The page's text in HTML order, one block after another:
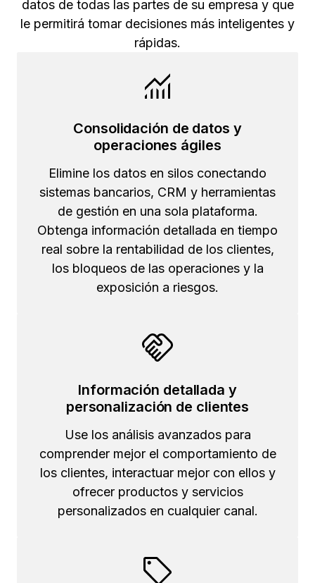
datos de todas las partes de su empresa y que
le permitirá tomar decisiones más inteligentes y
rápidas.
Consolidación de datos y
operaciones ágiles
Elimine los datos en silos conectando
sistemas bancarios, CRM y herramientas
de gestión en una sola plataforma.
Obtenga información detallada en tiempo
real sobre la rentabilidad de los clientes,
los bloqueos de las operaciones y la
exposición a riesgos.
Información detallada y
personalización de clientes
Use los análisis avanzados para
comprender mejor el comportamiento de
los clientes, interactuar mejor con ellos y
ofrecer productos y servicios
personalizados en cualquier canal.